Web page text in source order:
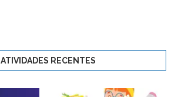
ATIVIDADES RECENTES